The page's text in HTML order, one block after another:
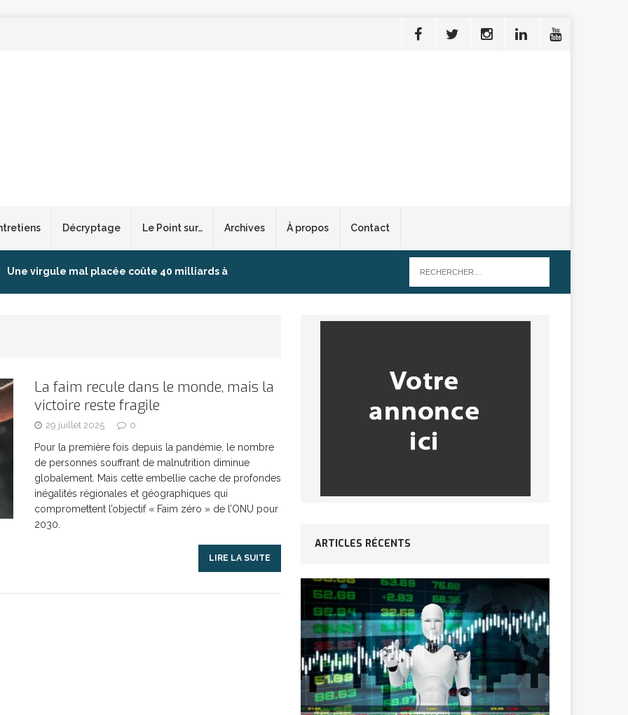
Décryptage Le Point sur… Archives À propos Contact
Une virgule mal placée coûte 40 milliards à
ARTICLES RÉÇENTS
Et si le temps n’existait pas ? ARTICLES RÉÇENTS
Le régime méditerranéen : un bouclier contre
Énergie solaire : l’Afrique passe de la pénurie à
La faim recule dans le monde, mais la
victoire reste fragile
29 juillet 2025 0
Pour la première fois depuis la pandémie, le nombre
de personnes souffrant de malnutrition diminue
globalement. Mais cette embellie cache de profondes
inégalités régionales et géographiques qui
compromettent l’objectif « Faim zéro » de l’ONU pour
2030.
LIRE LA SUITE
ARTICLES RÉCENTS